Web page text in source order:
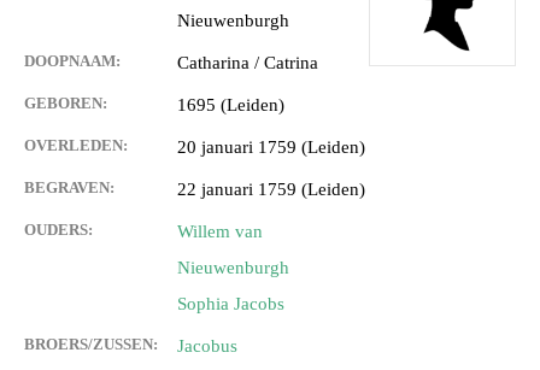
Nieuwenburgh
DOOPNAAM: Catharina / Catrina
GEBOREN: 1695 (Leiden)
OVERLEDEN: 20 januari 1759 (Leiden)
BEGRAVEN: 22 januari 1759 (Leiden)
OUDERS:
Willem van
Nieuwenburgh
Sophia Jacobs
BROERS/ZUSSEN:
Jacobus